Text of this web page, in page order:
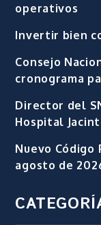
operativos
Invertir bien
Consejo
cronograma
Director del
Hospital
Nuevo
agosto de